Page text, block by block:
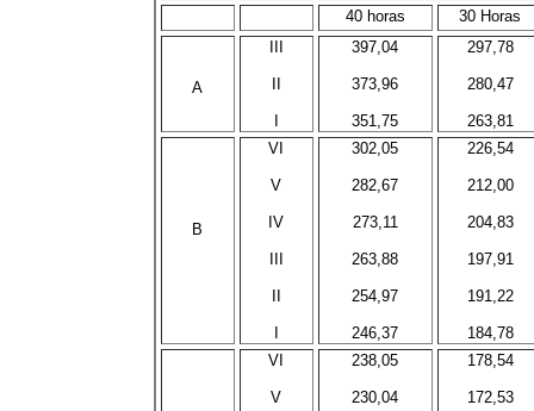
40 horas
30 Horas
A
397,04
373,96
351,75
297,78
280,47
263,81
B
VI
V
IV
302,05
282,67
273,11
263,88
254,97
246,37
226,54
212,00
204,83
197,91
191,22
184,78
VI
V
238,05
230,04
178,54
172,53